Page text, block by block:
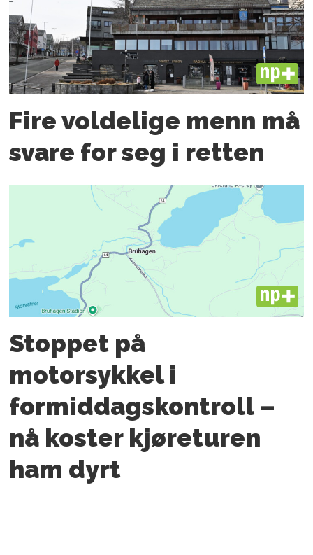
PLUS
Fire voldelige menn må
svare for seg i retten
PLUS
Stoppet på
motorsykkel i
formiddagskontroll –
nå koster kjøreturen
ham dyrt